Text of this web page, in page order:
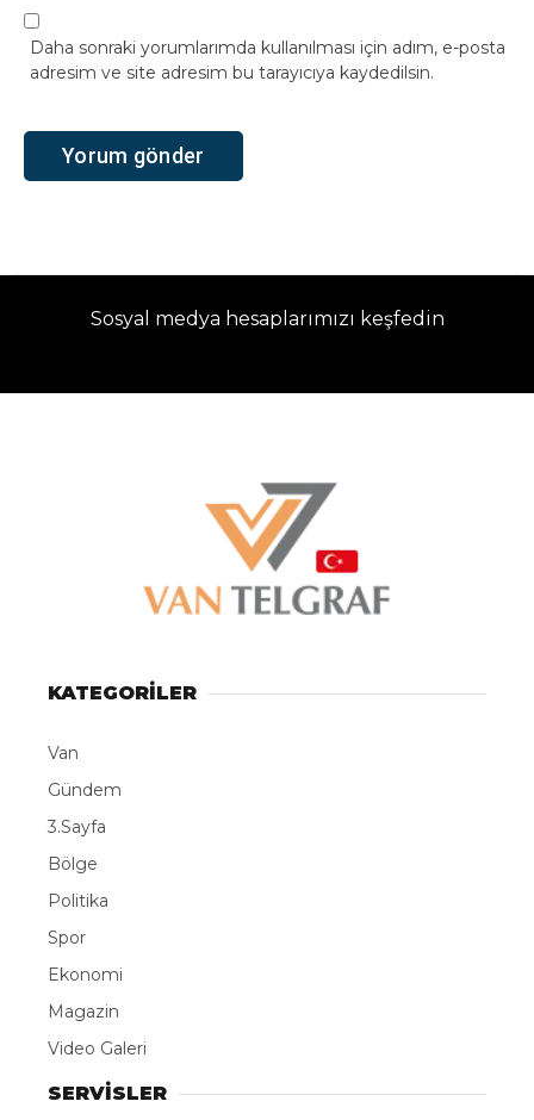
Daha sonraki yorumlarımda kullanılması için adım, e-posta
adresim ve site adresim bu tarayıcıya kaydedilsin.
Sosyal medya hesaplarımızı keşfedin
KATEGORİLER
Van
Gündem
3.Sayfa
Bölge
Politika
Spor
Ekonomi
Magazin
Video Galeri
SERVİSLER